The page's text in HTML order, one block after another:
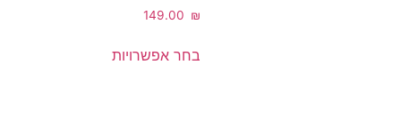
‎149.00 ₪
בחר אפשרויות